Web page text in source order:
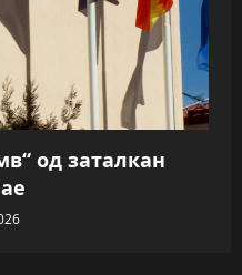
од заталкан